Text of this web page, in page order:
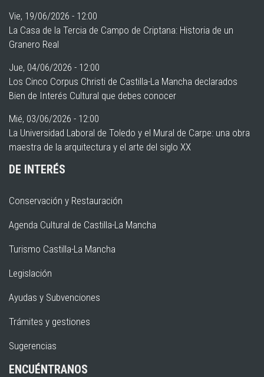
Vie, 19/06/2026 - 12:00
La Casa de la Tercia de Campo de Criptana: Historia de un
Granero Real
Jue, 04/06/2026 - 12:00
Los Cinco Corpus Christi de Castilla-La Mancha declarados
Bien de Interés Cultural que debes conocer
Mié, 03/06/2026 - 12:00
La Universidad Laboral de Toledo y el Mural de Carpe: una obra
maestra de la arquitectura y el arte del siglo XX
DE INTERÉS
Conservación y Restauración
Agenda Cultural de Castilla-La Mancha
Turismo Castilla-La Mancha
Legislación
Ayudas y Subvenciones
Trámites y gestiones
Sugerencias
ENCUÉNTRANOS